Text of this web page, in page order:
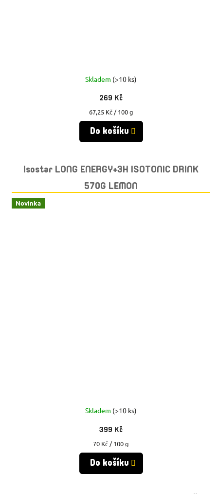
Skladem (>10 ks)
269 Kč
Měrná
cena:
67,25 Kč / 100 g
Do košíku
Isostar LONG ENERGY+3H ISOTONIC DRINK
570G LEMON
Novinka
Skladem (>10 ks)
399 Kč
Měrná
cena:
70 Kč / 100 g
Do košíku